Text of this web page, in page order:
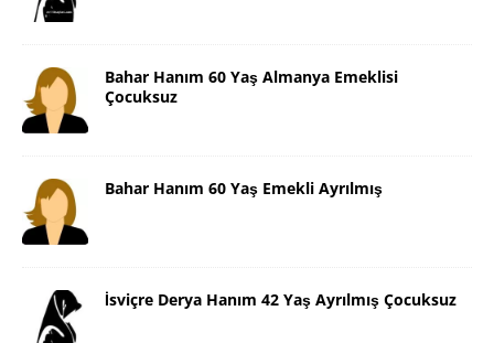
Bahar Hanım 60 Yaş Almanya Emeklisi
Çocuksuz
Bahar Hanım 60 Yaş Emekli Ayrılmış
İsviçre Derya Hanım 42 Yaş Ayrılmış Çocuksuz